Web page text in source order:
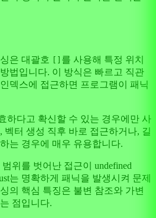
은 대괄호 [] 를 사용해 특정 위치
법입니다. 이 방식은 빠르고 직관
덱스에 접근하면 프로그램이 패닉
하다고 확신할 수 있는 경우에만 사
벡터 생성 직후 바로 접근하거나, 길
는 경우에 매우 유용합니다.
위를 벗어난 접근이 undefined
는 명확하게 패닉을 발생시켜 문제
의 핵심 특징은 불변 참조와 가변
점입니다.